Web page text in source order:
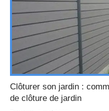
Clôturer son jardin :
de clôture de jardin